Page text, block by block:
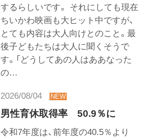
するらしいです。 それにしても現在
ちいかわ映画も大ヒット中ですが、
とても内容は大人向けとのこと。最
後子どもたちは大人に聞くそうで
す。「どうしてあの人はああなった
の…
2026/08/04
男性育休取得率 50.9％に
令和7年度は、前年度の40.5％より